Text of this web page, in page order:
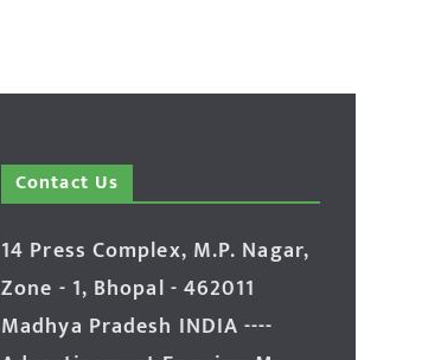
Contact Us
14 Press Complex, M.P. Nagar,
Zone - 1, Bhopal - 462011
Madhya Pradesh INDIA ----